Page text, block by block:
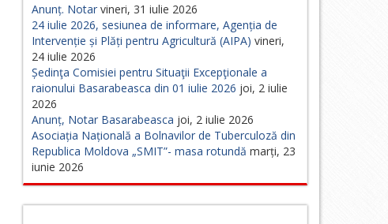
Anunț. Notar vineri, 31 iulie 2026
24 iulie 2026, sesiunea de informare, Agenția de
Intervenție și Plăți pentru Agricultură (AIPA) vineri,
24 iulie 2026
Ședinţa Comisiei pentru Situaţii Excepţionale a
raionului Basarabeasca din 01 iulie 2026 joi, 2 iulie
2026
Anunț, Notar Basarabeasca joi, 2 iulie 2026
Asociația Națională a Bolnavilor de Tuberculoză din
Republica Moldova „SMIT”- masa rotundă marți, 23
iunie 2026